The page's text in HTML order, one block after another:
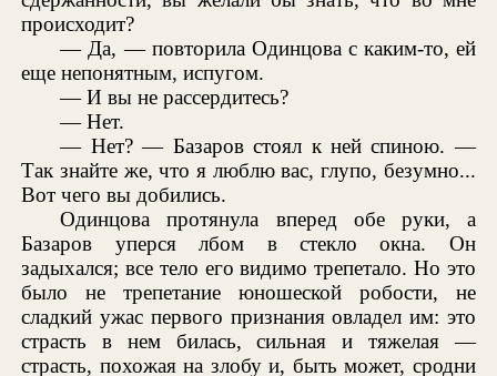
происходит?
— Да, — повторила Одинцова с каким-то, ей
еще непонятным, испугом.
— И вы не рассердитесь?
— Нет.
— Нет? — Базаров стоял к ней спиною. —
Так знайте же, что я люблю вас, глупо, безумно...
Вот чего вы добились.
Одинцова протянула вперед обе руки, а
Базаров уперся лбом в стекло окна. Он
задыхался; все тело его видимо трепетало. Но это
было не трепетание юношеской робости, не
сладкий ужас первого признания овладел им: это
страсть в нем билась, сильная и тяжелая —
страсть, похожая на злобу и, быть может, сродни